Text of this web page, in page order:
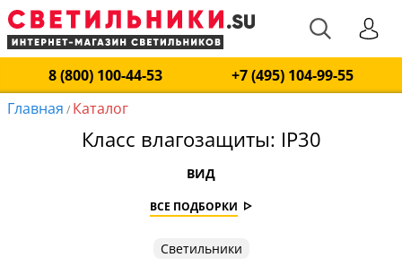
8 (800) 100-44-53
+7 (495) 104-99-55
Главная / Каталог
Класс влагозащиты: IP30
ВИД
ВСЕ ПОДБОРКИ
Светильники